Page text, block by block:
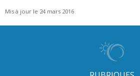
Mis à jour le 24 mars 2016